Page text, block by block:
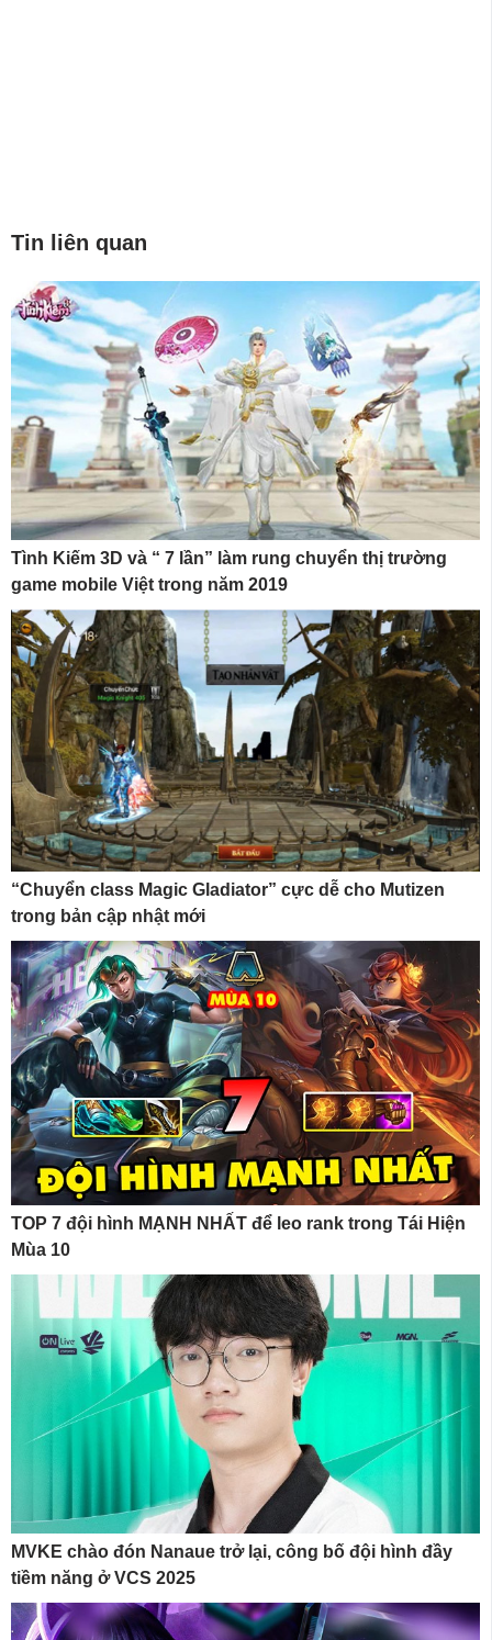
Tin liên quan
Tình Kiếm 3D và “ 7 lần” làm rung chuyển thị trường
game mobile Việt trong năm 2019
“Chuyển class Magic Gladiator” cực dễ cho Mutizen
trong bản cập nhật mới
TOP 7 đội hình MẠNH NHẤT để leo rank trong Tái Hiện
Mùa 10
MVKE chào đón Nanaue trở lại, công bố đội hình đầy
tiềm năng ở VCS 2025